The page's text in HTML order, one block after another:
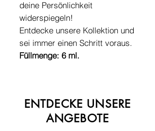
deine Persönlichkeit
widerspiegeln!
Entdecke unsere Kollektion und
sei immer einen Schritt voraus.
Füllmenge: 6 ml.
ENTDECKE UNSERE
ANGEBOTE